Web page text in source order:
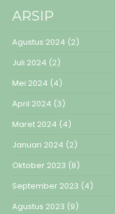
ARSIP
Agustus 2024 (2)
Juli 2024 (2)
Mei 2024 (4)
April 2024 (3)
Maret 2024 (4)
Januari 2024 (2)
Oktober 2023 (8)
September 2023 (4)
Agustus 2023 (9)